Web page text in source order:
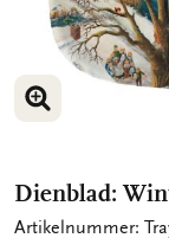
VERGROOT
Dienblad:
Artikelnummer: